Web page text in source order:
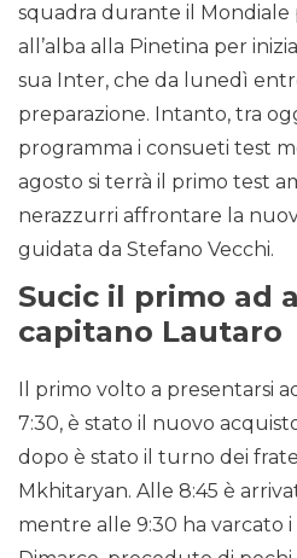
squadra durante il Mondiale
all’alba alla Pinetina per
sua Inter, che da lunedì
preparazione. Intanto, tra
programma i consueti test
agosto si terrà il primo test
nerazzurri affrontare la
guidata da Stefano Vecchi.
Sucic il primo ad
capitano Lautaro
Il primo volto a presentarsi
7:30, è stato il nuovo
dopo è stato il turno dei
Mkhitaryan. Alle 8:45 è
mentre alle 9:30 ha varcato